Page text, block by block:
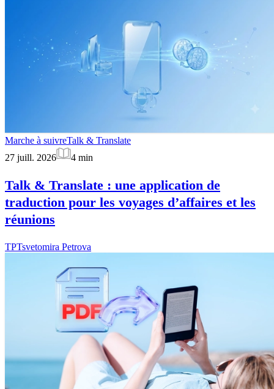
Marche à suivreTalk & Translate
27 juill. 2026
4 min
Talk & Translate : une application de
traduction pour les voyages d’affaires et les
réunions
TPTsvetomira Petrova